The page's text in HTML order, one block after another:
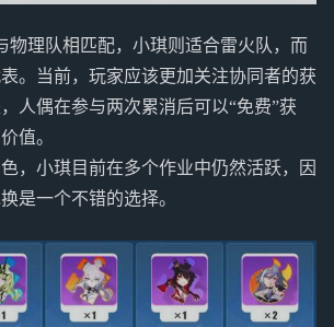
物理队相匹配，小琪则适合雷火队，而
。当前，玩家应该更加关注协同者的获
人偶在参与两次累消后可以“免费”获
值。
，小琪目前在多个作业中仍然活跃，因
是一个不错的选择。